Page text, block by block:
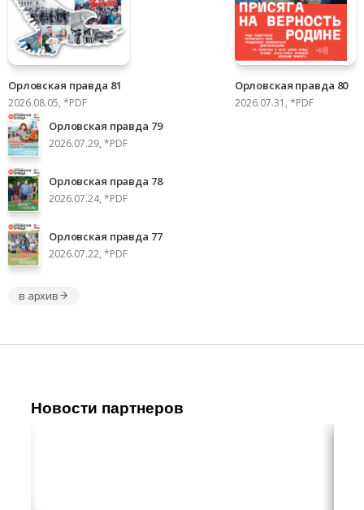
Орловская правда 81
2026.08.05, *PDF
Орловская правда 80
2026.07.31, *PDF
Орловская правда 79
2026.07.29, *PDF
Орловская правда 78
2026.07.24, *PDF
Орловская правда 77
2026.07.22, *PDF
в архив
Новости партнеров